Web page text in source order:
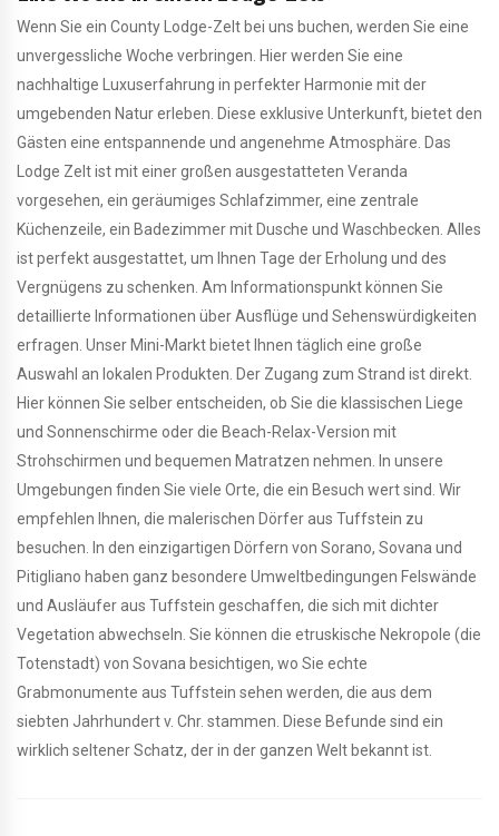
Wenn Sie ein County Lodge-Zelt bei uns buchen, werden Sie eine
unvergessliche Woche verbringen. Hier werden Sie eine
nachhaltige Luxuserfahrung in perfekter Harmonie mit der
umgebenden Natur erleben. Diese exklusive Unterkunft, bietet den
Gästen eine entspannende und angenehme Atmosphäre. Das
Lodge Zelt ist mit einer großen ausgestatteten Veranda
vorgesehen, ein geräumiges Schlafzimmer, eine zentrale
Küchenzeile, ein Badezimmer mit Dusche und Waschbecken. Alles
ist perfekt ausgestattet, um Ihnen Tage der Erholung und des
Vergnügens zu schenken. Am Informationspunkt können Sie
detaillierte Informationen über Ausflüge und Sehenswürdigkeiten
erfragen. Unser Mini-Markt bietet Ihnen täglich eine große
Auswahl an lokalen Produkten. Der Zugang zum Strand ist direkt.
Hier können Sie selber entscheiden, ob Sie die klassischen Liege
und Sonnenschirme oder die Beach-Relax-Version mit
Strohschirmen und bequemen Matratzen nehmen. In unsere
Umgebungen finden Sie viele Orte, die ein Besuch wert sind. Wir
empfehlen Ihnen, die malerischen Dörfer aus Tuffstein zu
besuchen. In den einzigartigen Dörfern von Sorano, Sovana und
Pitigliano haben ganz besondere Umweltbedingungen Felswände
und Ausläufer aus Tuffstein geschaffen, die sich mit dichter
Vegetation abwechseln. Sie können die etruskische Nekropole (die
Totenstadt) von Sovana besichtigen, wo Sie echte
Grabmonumente aus Tuffstein sehen werden, die aus dem
siebten Jahrhundert v. Chr. stammen. Diese Befunde sind ein
wirklich seltener Schatz, der in der ganzen Welt bekannt ist.